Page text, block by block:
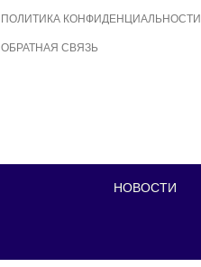
ПОЛИТИКА КОНФИДЕНЦИАЛЬНОСТИ
ОБРАТНАЯ СВЯЗЬ
НОВОСТИ